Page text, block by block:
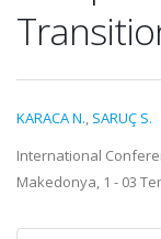
KARACA N., SARUÇ S.
International
Makedonya, 1 - 03